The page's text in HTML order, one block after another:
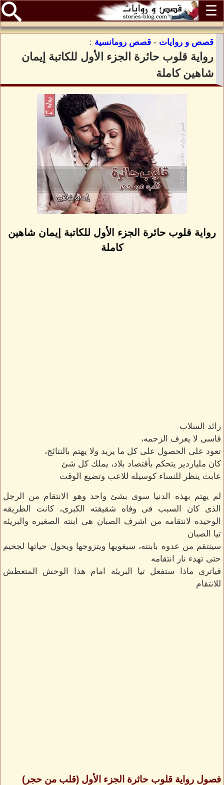
☰
قصص و روايات - قصص رومانسية :
رواية قلوب حائرة الجزء الأول للكاتبة إيمان
شاهين كاملة
رواية قلوب حائرة الجزء الأول للكاتبة إيمان شاهين
كاملة
رائد السلاب
قاسى لا يعرف الرحمه،
تعود على الحصول على كل ما يريد ولا يهتم بالنتائج،
كان ملياردير يتحكم بأقتصاد بلاد، يملك كل شئ
عابث ينظر للنساء كوسيله للاعب وتضيع الوقت
لم يهتم بهذه الدنيا سوى بشئ واحد وهو الانتقام من الرجل
الذى كان السبب فى وفاه شقيقته الكبرى، كانت الطريقه
الوحيده لانتقامه من اشرف الصبان هى ابنته الصغيره والبريئه
تيا الصبان
سينتقم من عدوه بابنته، سيغويها ويتزوجها ويحول حياتها لجحيم
حتى تهدء نار انتقامه
فياترى ماذا ستفعل تيا البريئه امام هذا الوحش المتعطش
للانتقام
فصول رواية قلوب حائرة الجزء الأول (قلب من حجر)